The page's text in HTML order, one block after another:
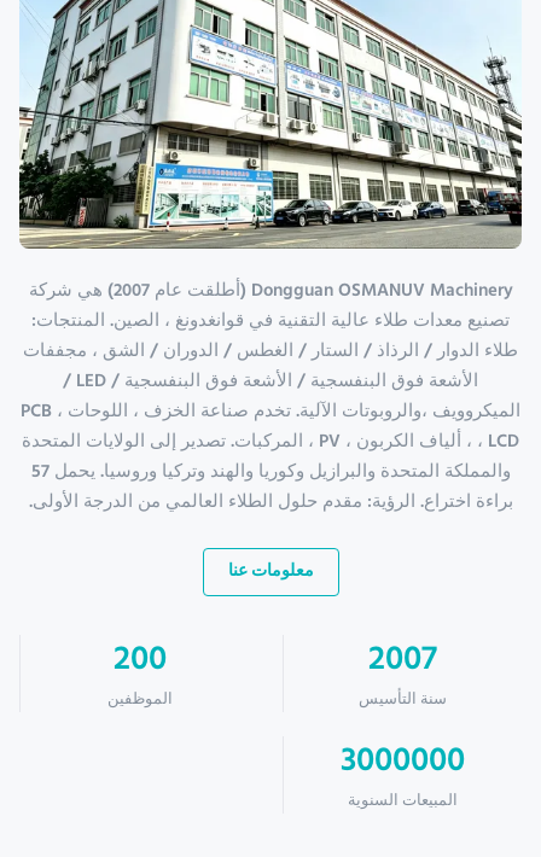
Dongguan OSMANUV Machinery (أطلقت عام 2007) هي شركة
تصنيع معدات طلاء عالية التقنية في قوانغدونغ ، الصين. المنتجات:
طلاء الدوار / الرذاذ / الستار / الغطس / الدوران / الشق ، مجففات
الأشعة فوق البنفسجية / الأشعة فوق البنفسجية / LED /
الميكروويف ،والروبوتات الآلية. تخدم صناعة الخزف ، اللوحات ، PCB
، LCD ، ألياف الكربون ، PV ، المركبات. تصدير إلى الولايات المتحدة
والمملكة المتحدة والبرازيل وكوريا والهند وتركيا وروسيا. يحمل 57
براءة اختراع. الرؤية: مقدم حلول الطلاء العالمي من الدرجة الأولى.
معلومات عنا
2007
سنة التأسيس
200
الموظفين
3000000
المبيعات السنوية